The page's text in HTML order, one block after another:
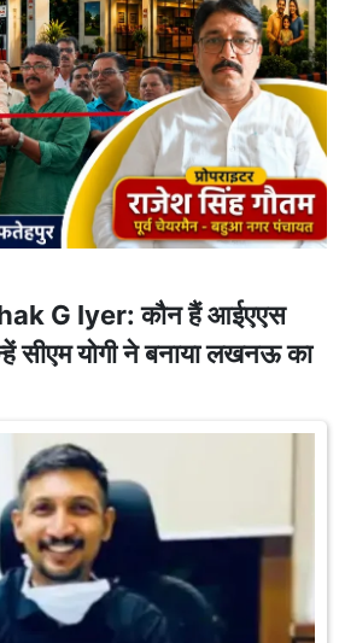
G Iyer: कौन हैं आईएएस
सीएम योगी ने बनाया लखनऊ का